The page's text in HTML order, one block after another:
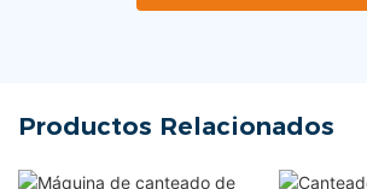
Productos Relacionados